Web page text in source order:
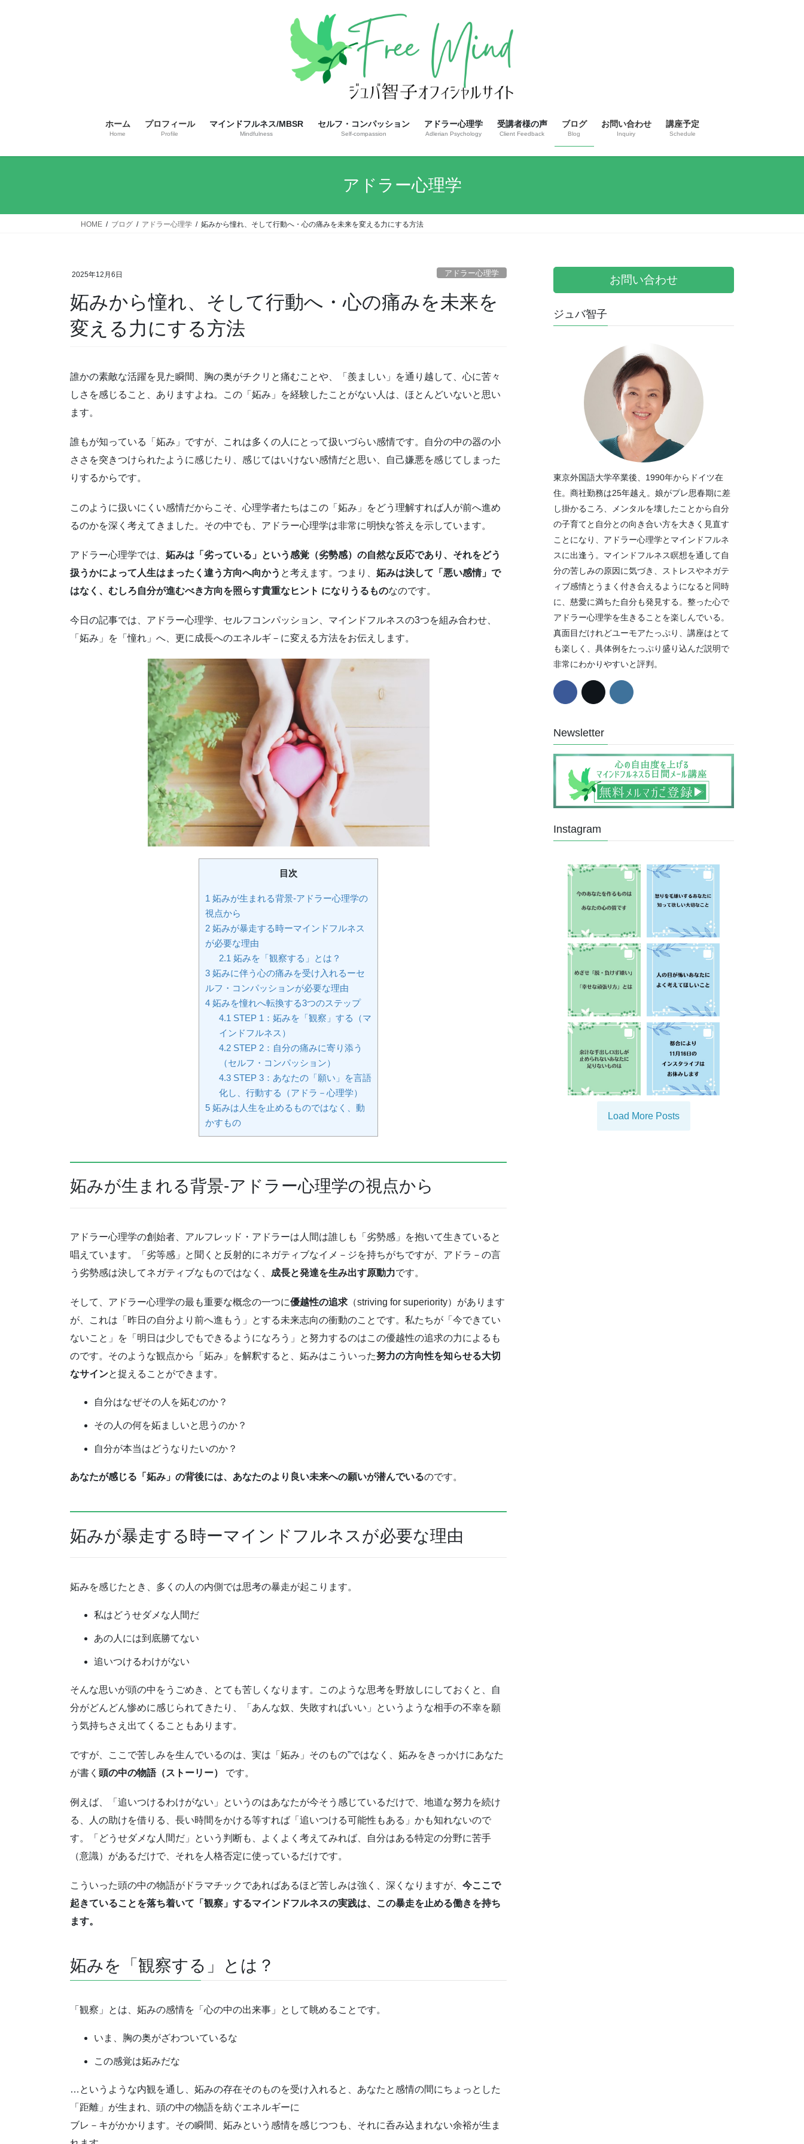
ホーム
Home
プロフィール
Profile
マインドフルネス/MBSR
Mindfulness
セルフ・コンパッション
Self-compassion
アドラー心理学
Adlerian Psychology
受講者様の声
Client Feedback
ブログ
Blog
お問い合わせ
Inquiry
講座予定
Schedule
アドラー心理学
HOME ブログ アドラー心理学 妬みから憧れ、そして行動へ・心の痛みを未来を変える力にする方法
2025年12月6日 アドラー心理学
妬みから憧れ、そして行動へ・心の痛みを未来を
変える力にする方法
誰かの素敵な活躍を見た瞬間、胸の奥がチクリと痛むことや、「羨ましい」を通り越して、心に苦々
しさを感じること、ありますよね。この「妬み」を経験したことがない人は、ほとんどいないと思い
ます。
誰もが知っている「妬み」ですが、これは多くの人にとって扱いづらい感情です。自分の中の器の小
ささを突きつけられたように感じたり、感じてはいけない感情だと思い、自己嫌悪を感じてしまった
りするからです。
このように扱いにくい感情だからこそ、心理学者たちはこの「妬み」をどう理解すれば人が前へ進め
るのかを深く考えてきました。その中でも、アドラー心理学は非常に明快な答えを示しています。
アドラー心理学では、 妬みは「劣っている」という感覚（劣勢感）の自然な反応であり、それをどう
扱うかによって人生はまったく違う方向へ向かう と考えます。つまり、 妬みは決して「悪い感情」で
はなく、むしろ自分が進むべき方向を照らす貴重なヒント になりうるものなのです。
今日の記事では、アドラー心理学、セルフコンパッション、マインドフルネスの3つを組み合わせ、
「妬み」を「憧れ」へ、更に成長へのエネルギ－に変える方法をお伝えします。
目次
1 妬みが生まれる背景-アドラー心理学の
視点から
2 妬みが暴走する時ーマインドフルネス
が必要な理由
2.1 妬みを「観察する」とは？
3 妬みに伴う心の痛みを受け入れるーセ
ルフ・コンパッションが必要な理由
4 妬みを憧れへ転換する3つのステップ
4.1 STEP 1：妬みを「観察」する（マ
インドフルネス）
4.2STEP 2：自分の痛みに寄り添う
（セルフ・コンパッション）
4.3STEP 3：あなたの「願い」を言語
化し、行動する（アドラ－心理学）
5 妬みは人生を止めるものではなく、動
かすもの
妬みが生まれる背景-アドラー心理学の視点から
アドラー心理学の創始者、アルフレッド・アドラーは人間は誰しも「劣勢感」を抱いて生きていると
唱えています。「劣等感」と聞くと反射的にネガティブなイメ－ジを持ちがちですが、アドラ－の言
う劣勢感は決してネガティブなものではなく、 成長と発達を生み出す原動力です。
そして、アドラー心理学の最も重要な概念の一つに優越性の追求 （striving for superiority）があります
が、これは「昨日の自分より前へ進もう」とする未来志向の衝動のことです。私たちが「今できてい
ないこと」を「明日は少しでもできるようになろう」と努力するのはこの優越性の追求の力によるも
のです。そのような観点から「妬み」を解釈すると、妬みはこういった努力の方向性を知らせる大切
なサインと捉えることができます。
自分はなぜその人を妬むのか？
その人の何を妬ましいと思うのか？
自分が本当はどうなりたいのか？
あなたが感じる「妬み」の背後には、あなたのより良い未来への願いが潜んでいるのです。
妬みが暴走する時ーマインドフルネスが必要な理由
妬みを感じたとき、多くの人の内側では思考の暴走が起こります。
私はどうせダメな人間だ
あの人には到底勝てない
追いつけるわけがない
そんな思いが頭の中をうごめき、とても苦しくなります。このような思考を野放しにしておくと、自
分がどんどん惨めに感じられてきたり、「あんな奴、失敗すればいい」というような相手の不幸を願
う気持ちさえ出てくることもあります。
ですが、ここで苦しみを生んでいるのは、実は「妬み」そのもの”ではなく、妬みをきっかけにあなた
が書く 頭の中の物語（ストーリー） です。
例えば、「追いつけるわけがない」というのはあなたが今そう感じているだけで、地道な努力を続け
る、人の助けを借りる、長い時間をかける等すれば「追いつける可能性もある」かも知れないので
す。「どうせダメな人間だ」という判断も、よくよく考えてみれば、自分はある特定の分野に苦手
（意識）があるだけで、それを人格否定に使っているだけです。
こういった頭の中の物語がドラマチックであればあるほど苦しみは強く、深くなりますが、 今ここで
起きていることを落ち着いて「観察」するマインドフルネスの実践は、この暴走を止める働きを持ち
ます。
妬みを「観察する」とは？
「観察」とは、妬みの感情を「心の中の出来事」として眺めることです。
いま、胸の奥がざわついているな
この感覚は妬みだな
…というような内観を通し、妬みの存在そのものを受け入れると、あなたと感情の間にちょっとした
「距離」が生まれ、頭の中の物語を紡ぐエネルギーに
ブレ－キがかかります。その瞬間、妬みという感情を感じつつも、それに呑み込まれない余裕が生ま
お問い合わせ
ジュバ智子
東京外国語大学卒業後、1990年からドイツ在
住。商社勤務は25年越え。娘がプレ思春期に差
し掛かるころ、メンタルを壊したことから自分
の子育てと自分との向き合い方を大きく見直す
ことになり、アドラー心理学とマインドフルネ
スに出逢う。マインドフルネス瞑想を通して自
分の苦しみの原因に気づき、ストレスやネガテ
ィブ感情とうまく付き合えるようになると同時
に、慈愛に満ちた自分も発見する。整った心で
アドラー心理学を生きることを楽しんでいる。
真面目だけれどユーモアたっぷり、講座はとて
も楽しく、具体例をたっぷり盛り込んだ説明で
非常にわかりやすいと評判。
Newsletter
Instagram
Load More Posts